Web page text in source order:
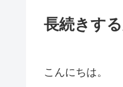
長続きす
こんにちは。